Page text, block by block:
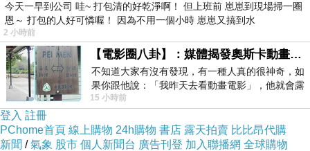
胸前裝飾，立體蝶結可愛滿點~
花苞袖口，纖瘦手臂效果最佳~
今天一早到公司 哇~ 打包清的好乾淨啊！ 但上班前 崽崽到現場掃一圈
恩～ 打包的人好可憐喔！ 因為不用一個小時 崽崽又搞到水
2 小時前
【電影圈八卦】：媒體揭發奧斯卡動畫項目投票醜聞！好萊塢為什麼看不起動畫電影？
不知道大家有沒有發現，有一種人真的很神奇，如
果你跟他說：「我昨天去看動畫電影」，他就會露
出一種慈祥的微笑，然後問你是不是陪小
15 小時前
登入 註冊
PChome首頁 線上購物 24h購物 書店 露天拍賣 比比昂代購
新聞 /氣象 股市 個人新聞台 廣告刊登 加入聯播網 全球購物